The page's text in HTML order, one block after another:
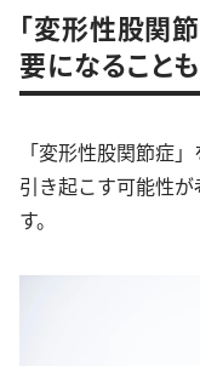
「変形性股関
要になることも
「変形性股関節症
引き起こす可能性
す。